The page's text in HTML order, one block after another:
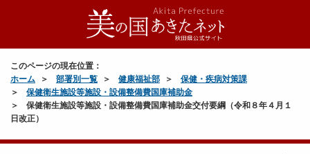
このページの現在位置：
ホーム
部署別一覧 健康福祉部
保健・疾病対策課
保健衛生施設等施設・設備整備費国庫補助金
保健衛生施設等施設・設備整備費国庫補助金交付要綱（令和８年４月１
日改正）